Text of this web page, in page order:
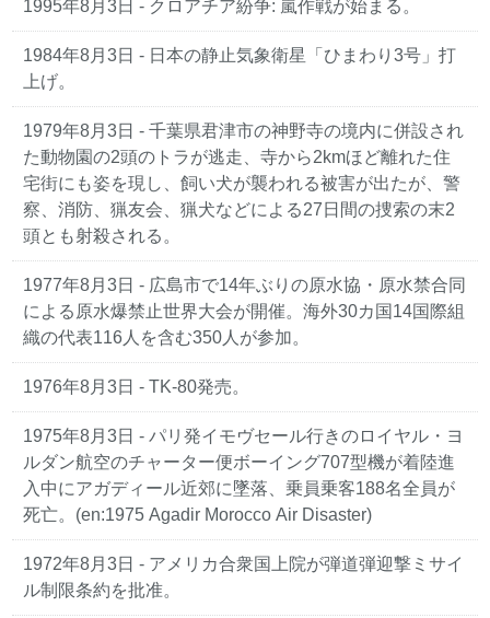
1995年8月3日 - クロアチア紛争: 嵐作戦が始まる。
1984年8月3日 - 日本の静止気象衛星「ひまわり3号」打
上げ。
1979年8月3日 - 千葉県君津市の神野寺の境内に併設され
た動物園の2頭のトラが逃走、寺から2kmほど離れた住
宅街にも姿を現し、飼い犬が襲われる被害が出たが、警
察、消防、猟友会、猟犬などによる27日間の捜索の末2
頭とも射殺される。
1977年8月3日 - 広島市で14年ぶりの原水協・原水禁合同
による原水爆禁止世界大会が開催。海外30カ国14国際組
織の代表116人を含む350人が参加。
1976年8月3日 - TK-80発売。
1975年8月3日 - パリ発イモヴセール行きのロイヤル・ヨ
ルダン航空のチャーター便ボーイング707型機が着陸進
入中にアガディール近郊に墜落、乗員乗客188名全員が
死亡。(en:1975 Agadir Morocco Air Disaster)
1972年8月3日 - アメリカ合衆国上院が弾道弾迎撃ミサイ
ル制限条約を批准。